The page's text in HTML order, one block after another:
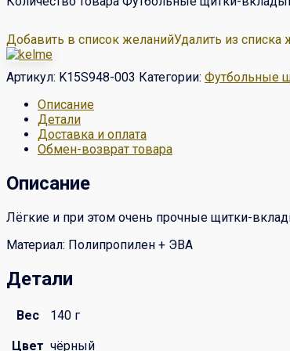
Добавить в список желанийУдалить из списка
Артикул: K15S948-003 Категории: Футбольные
Описание
Детали
Доставка и оплата
Обмен-возврат товара
Описание
Лёгкие и при этом очень прочные щитки-
Материал: Полипропилен + ЭВА
Детали
Вес 140 г
Цвет чёрный